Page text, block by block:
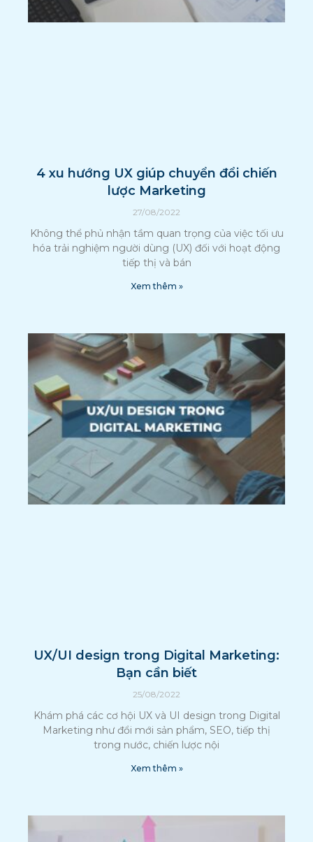
4 xu hướng UX giúp chuyển đổi chiến
lược Marketing
27/08/2022
Không thể phủ nhận tầm quan trọng của việc tối ưu
hóa trải nghiệm người dùng (UX) đối với hoạt động
tiếp thị và bán
Xem thêm »
UX/UI design trong Digital Marketing:
Bạn cần biết
25/08/2022
Khám phá các cơ hội UX và UI design trong Digital
Marketing như đổi mới sản phẩm, SEO, tiếp thị
trong nước, chiến lược nội
Xem thêm »